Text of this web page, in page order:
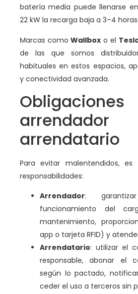
batería media puede llenarse
22 kW la recarga baja a 3–4 horas.
Marcas comoWallbox o el
de las que somos
habituales en estos espacios,
y conectividad avanzada.
arrendatario
Para evitar malentendidos, es
responsabilidades:
Arrendador:
funcionamiento del
mantenimiento,
app o tarjeta RFID) y
Arrendatario: utilizar el
responsable, abonar el
según lo pactado,
ceder el uso a terceros sin